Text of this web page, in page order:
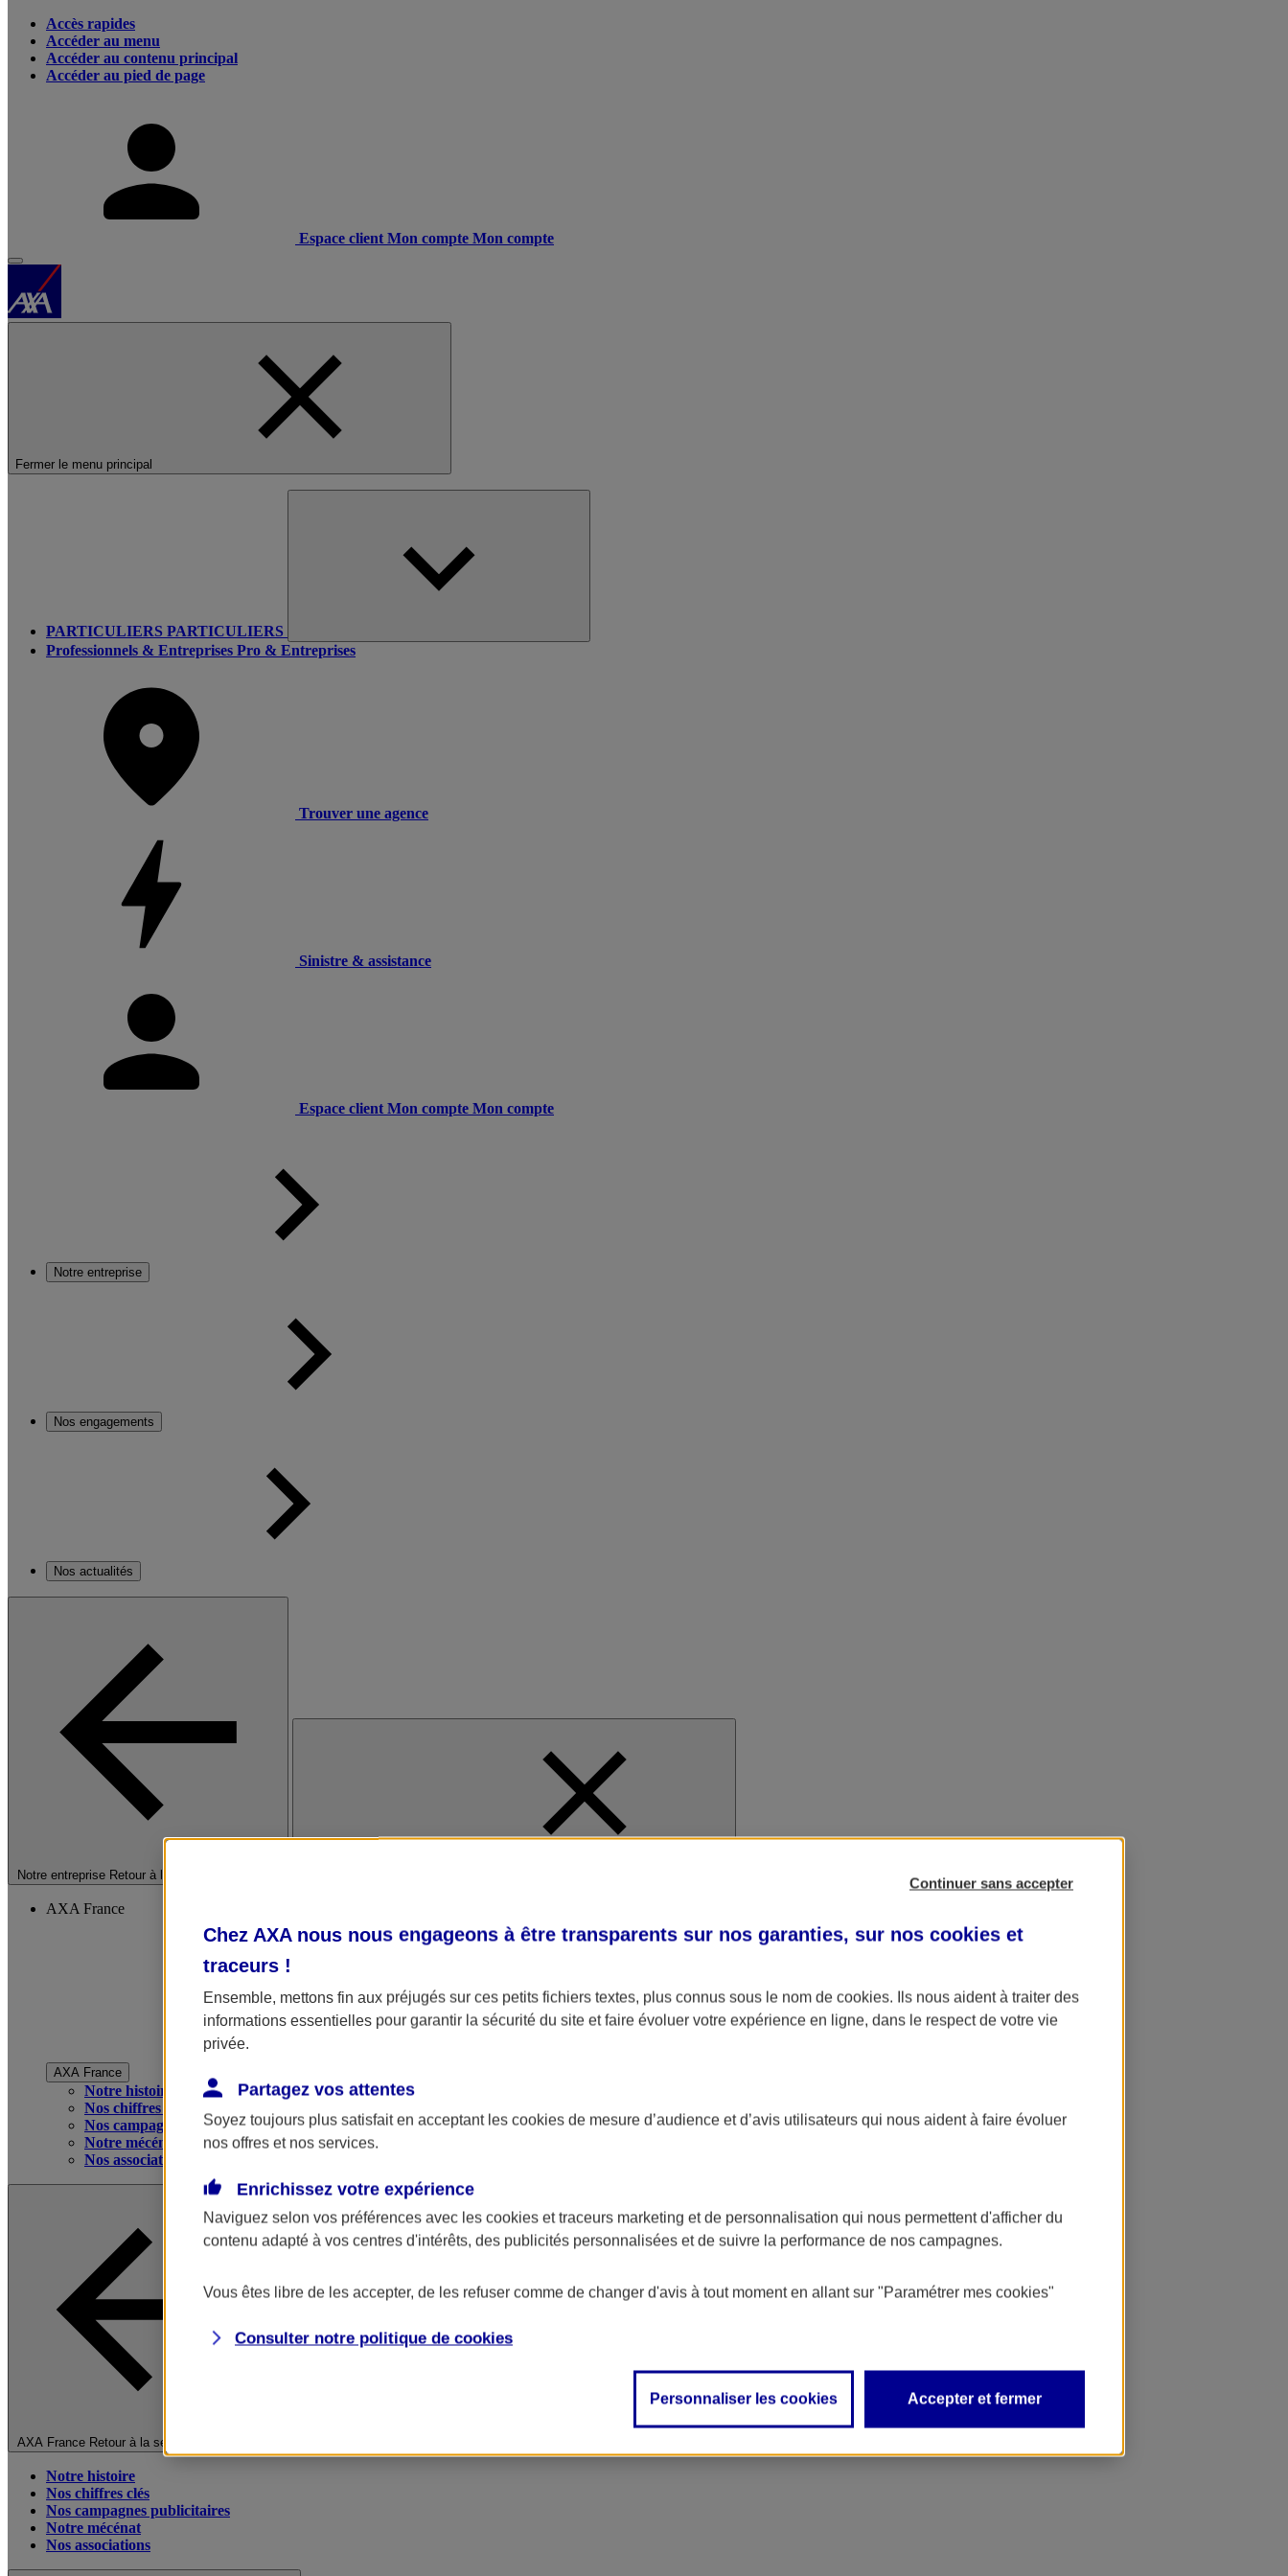
Accès rapides
Accéder au menu
Accéder au contenu principal
Accéder au pied de page
Espace client Mon compte Mon compte
Fermer le menu principal
PARTICULIERS PARTICULIERS
Professionnels & Entreprises Pro & Entreprises
Trouver une agence
Sinistre & assistance
Espace client Mon compte Mon compte
Notre entreprise
Nos engagements
Nos actualités
Notre entreprise Retour à la section précédente
AXA France
AXA France
Notre histoire
Nos chiffres clés
Nos campagnes publicitaires
Notre mécénat
Nos associations
AXA France Retour à la section précédente
Notre histoire
Nos chiffres clés
Nos campagnes publicitaires
Notre mécénat
Nos associations
Continuer sans accepter
Chez AXA nous nous engageons à être transparents sur nos garanties, sur nos cookies et
traceurs !
Ensemble, mettons fin aux préjugés sur ces petits fichiers textes, plus connus sous le nom de cookies. Ils nous aident à traiter des
informations essentielles pour garantir la sécurité du site et faire évoluer votre expérience en ligne, dans le respect de votre vie
privée.
Partagez vos attentes
Soyez toujours plus satisfait en acceptant les cookies de mesure d’audience et d’avis utilisateurs qui nous aident à faire évoluer
nos offres et nos services.
Enrichissez votre expérience
Naviguez selon vos préférences avec les cookies et traceurs marketing et de personnalisation qui nous permettent d'afficher du
contenu adapté à vos centres d'intérêts, des publicités personnalisées et de suivre la performance de nos campagnes.
Vous êtes libre de les accepter, de les refuser comme de changer d'avis à tout moment en allant sur "Paramétrer mes cookies"
Consulter notre politique de cookies
Personnaliser les cookies Accepter et fermer